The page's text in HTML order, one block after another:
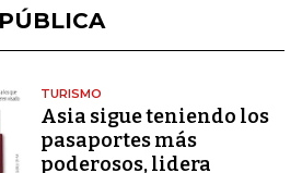
TURISMO
Asia sigue teniendo los
pasaportes más
poderosos, lidera